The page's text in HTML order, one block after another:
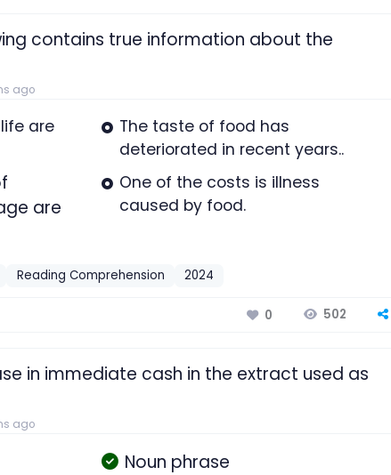
contains true information about the
ago
are
The taste of food has
deteriorated in recent years..
are
One of the costs is illness
caused by food.
Reading Comprehension 2024
0 502
in immediate cash in the extract used as
ago
Noun phrase